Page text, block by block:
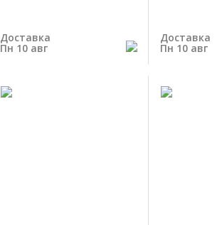
Доставка
Пн 10 авг
Доставка
Пн 10 авг